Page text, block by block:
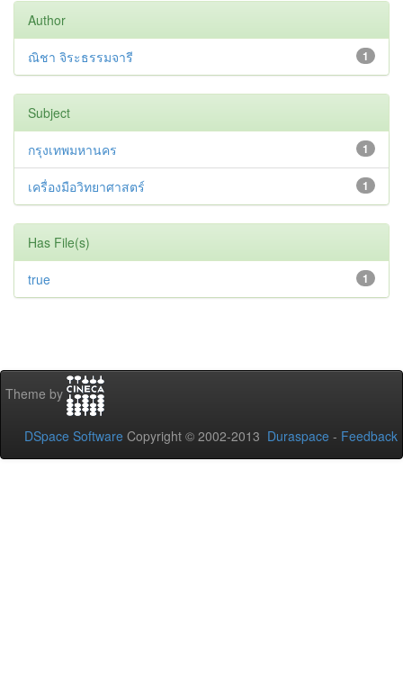
Author
1
ณิชา จิระธรรมจารี
Subject
1
กรุงเทพมหานคร
1
เครื่องมือวิทยาศาสตร์
Has File(s)
1
true
Theme by
DSpace Software Copyright © 2002-2013 Duraspace - Feedback